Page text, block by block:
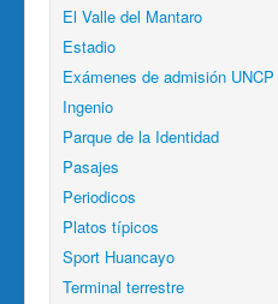
El Valle del Mantaro
Estadio
Exámenes de admisión UNCP
Ingenio
Parque de la Identidad
Pasajes
Periodicos
Platos típicos
Sport Huancayo
Terminal terrestre